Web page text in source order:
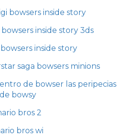
bowsers inside story
inside story 3ds
inside story
saga bowsers minions
de bowser las peripecias
de bowsy
bros 2
bros wi